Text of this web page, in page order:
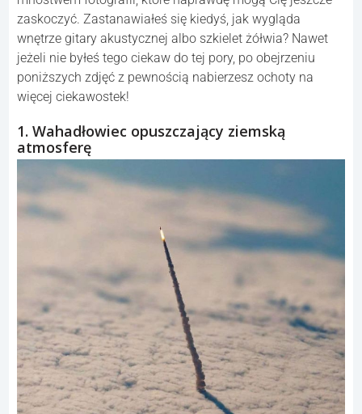
zaskoczyć. Zastanawiałeś się kiedyś, jak wygląda
wnętrze gitary akustycznej albo szkielet żółwia? Nawet
jeżeli nie byłeś tego ciekaw do tej pory, po obejrzeniu
poniższych zdjęć z pewnością nabierzesz ochoty na
więcej ciekawostek!
1. Wahadłowiec opuszczający ziemską
atmosferę